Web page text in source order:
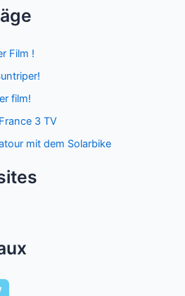
Film !
film!
3 TV
mit dem Solarbike